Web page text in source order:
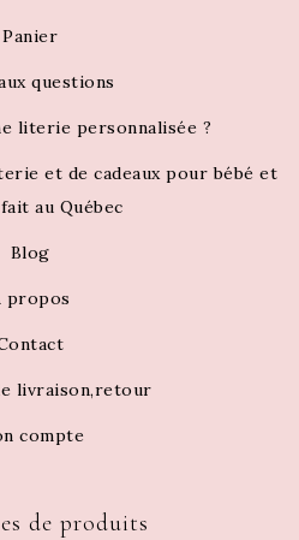
Panier
questions
literie personnalisée ?
et de cadeaux pour bébé et
au Québec
Blog
propos
livraison,retour
compte
de produits